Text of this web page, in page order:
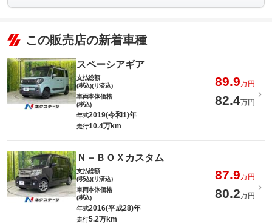
この販売店の新着車種
スペーシアギア
支払総額
(税込)(リ済込)
89.9万円
車両本体価格
(税込)
82.4万円
年式2019(令和1)年
走行10.4万km
Ｎ－ＢＯＸカスタム
支払総額
(税込)(リ済込)
87.9万円
車両本体価格
(税込)
80.2万円
年式2016(平成28)年
走行5.2万km